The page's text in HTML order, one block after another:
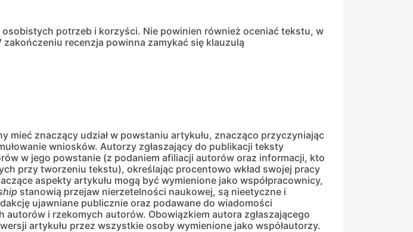
potrzeb i korzyści. Nie powinien również oceniać tekstu, w
recenzja powinna zamykać się klauzulą
znaczący udział w powstaniu artykułu, znacząco przyczyniając
wniosków. Autorzy zgłaszający do publikacji teksty
w jego powstanie (z podaniem afiliacji autorów oraz informacji, kto
przy tworzeniu tekstu), określając procentowo wkład swojej pracy
aspekty artykułu mogą być wymienione jako współpracownicy,
stanowią przejaw nierzetelności naukowej, są nieetyczne i
ujawniane publicznie oraz podawane do wiadomości
i rzekomych autorów. Obowiązkiem autora zgłaszającego
artykułu przez wszystkie osoby wymienione jako współautorzy.